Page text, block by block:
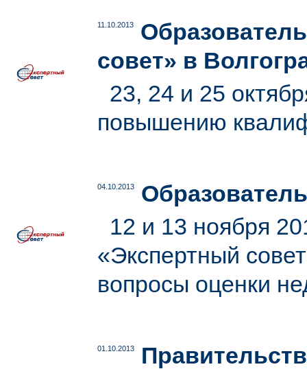
11.10.2013
совет» в
23, 24 и 25
повышению
04.10.2013
12 и 13 ноября
«Экспертный
вопросы оценки
01.10.2013